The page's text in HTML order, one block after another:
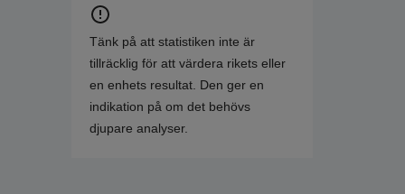
Tänk på att statistiken inte är
tillräcklig för att värdera rikets eller
en enhets resultat. Den ger en
indikation på om det behövs
djupare analyser.